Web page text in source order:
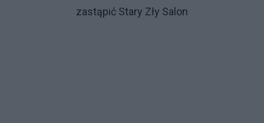
zastąpić Stary Zły Salon